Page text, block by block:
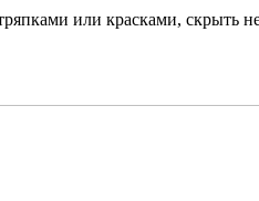
или красками, скрыть